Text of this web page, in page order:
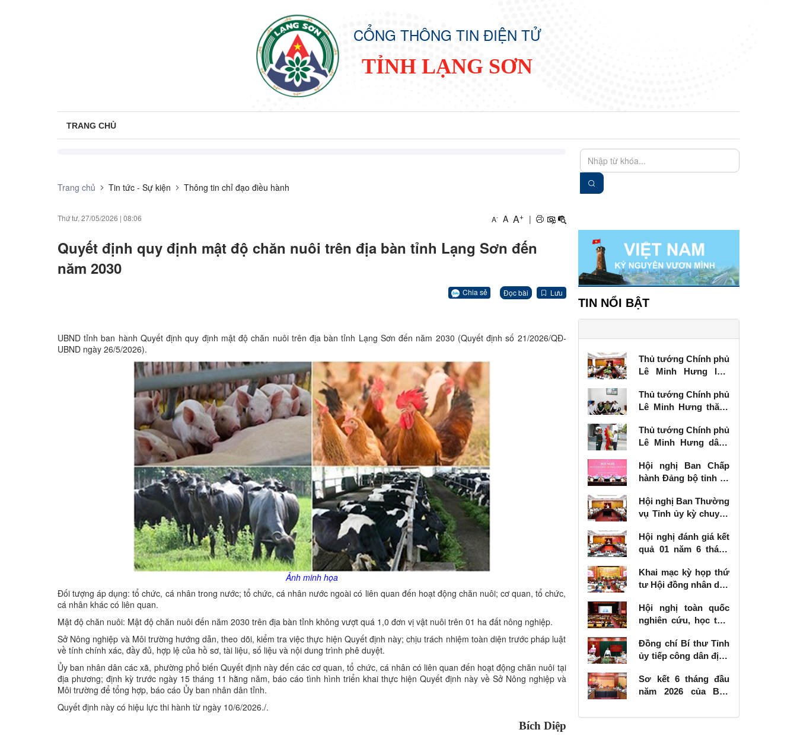
CỔNG THÔNG TIN ĐIỆN TỬ
TỈNH LẠNG SƠN
TRANG CHỦ
Trang chủ Tin tức - Sự kiện Thông tin chỉ đạo điều hành
Thứ tư, 27/05/2026 | 08:06 A- A A+ |
Quyết định quy định mật độ chăn nuôi trên địa bàn tỉnh Lạng Sơn đến
năm 2030
Chia sẻ Đọc bài Lưu
UBND tỉnh ban hành Quyết định quy định mật độ chăn nuôi trên địa bàn tỉnh Lạng Sơn đến năm 2030 (Quyết định số 21/2026/QĐ-
UBND ngày 26/5/2026).
Ảnh minh họa
Đối tượng áp dụng: tổ chức, cá nhân trong nước; tổ chức, cá nhân nước ngoài có liên quan đến hoạt động chăn nuôi; cơ quan, tổ chức,
cá nhân khác có liên quan.
Mật độ chăn nuôi: Mật độ chăn nuôi đến năm 2030 trên địa bàn tỉnh không vượt quá 1,0 đơn vị vật nuôi trên 01 ha đất nông nghiệp.
Sở Nông nghiệp và Môi trường hướng dẫn, theo dõi, kiểm tra việc thực hiện Quyết định này; chịu trách nhiệm toàn diện trước pháp luật
về tính chính xác, đầy đủ, hợp lệ của hồ sơ, tài liệu, số liệu và nội dung trình phê duyệt.
Ủy ban nhân dân các xã, phường phổ biến Quyết định này đến các cơ quan, tổ chức, cá nhân có liên quan đến hoạt động chăn nuôi tại
địa phương; định kỳ trước ngày 15 tháng 11 hằng năm, báo cáo tình hình triển khai thực hiện Quyết định này về Sở Nông nghiệp và
Môi trường để tổng hợp, báo cáo Ủy ban nhân dân tỉnh.
Quyết định này có hiệu lực thi hành từ ngày 10/6/2026./.
Bích Diệp
TIN NỔI BẬT
Thủ tướng Chính phủ
Lê Minh Hưng làm
vụ Tỉnh ủy Lạng Sơn
Thủ tướng Chính phủ
Lê Minh Hưng thăm,
binh tại Lạng Sơn
Thủ tướng Chính phủ
Lê Minh Hưng dâng
các Anh hùng liệt sĩ
tại Lạng Sơn
Hội nghị Ban Chấp
hành Đảng bộ tỉnh kỳ
Hội nghị Ban Thường
vụ Tỉnh ủy kỳ chuyên
Hội nghị đánh giá kết
quả 01 năm 6 tháng
số 57-NQ/TW
Khai mạc kỳ họp thứ
tư Hội đồng nhân dân
kỳ 2026 - 2031
Hội nghị toàn quốc
nghiên cứu, học tập,
khai thực hiện Nghị
quyết số 10-NQ/TW
phát triển kinh tế có
vốn đầu tư nước
Đồng chí Bí thư Tỉnh
ủy tiếp công dân định
Sơ kết 6 tháng đầu
năm 2026 của Ban
các công trình, dự án